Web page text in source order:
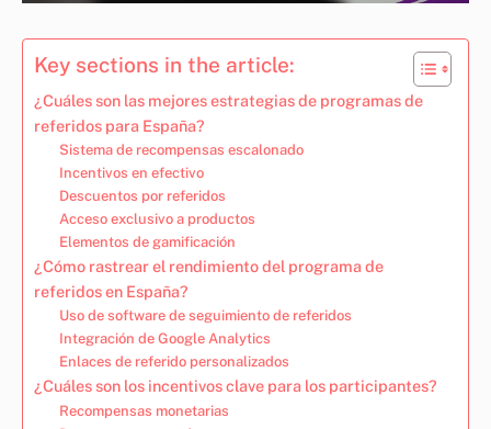
Key sections in the article:
¿Cuáles son las mejores estrategias de programas de
referidos para España?
Sistema de recompensas escalonado
Incentivos en efectivo
Descuentos por referidos
Acceso exclusivo a productos
Elementos de gamificación
¿Cómo rastrear el rendimiento del programa de
referidos en España?
Uso de software de seguimiento de referidos
Integración de Google Analytics
Enlaces de referido personalizados
¿Cuáles son los incentivos clave para los participantes?
Recompensas monetarias